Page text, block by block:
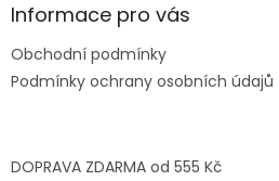
Informace pro vás
Obchodní podmínky
Podmínky ochrany osobních údajů
DOPRAVA ZDARMA od 555 Kč